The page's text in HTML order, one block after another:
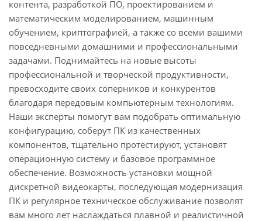
контента, разработкой ПО, проектированием и
математическим моделированием, машинным
обучением, криптографией, а также со всеми вашими
повседневными домашними и профессиональными
задачами. Поднимайтесь на новые высоты
профессиональной и творческой продуктивности,
превосходите своих соперников и конкурентов
благодаря передовым компьютерным технологиям.
Наши эксперты помогут вам подобрать оптимальную
конфигурацию, соберут ПК из качественных
компонентов, тщательно протестируют, установят
операционную систему и базовое программное
обеспечение. Возможность установки мощной
дискретной видеокарты, последующая модернизация
ПК и регулярное техническое обслуживание позволят
вам много лет наслаждаться плавной и реалистичной